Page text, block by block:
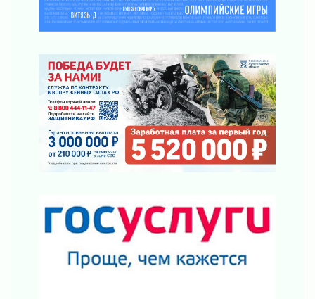
Правила для жизни
31 июля 2026
31 июля 2026
В Шлиссельбурге прошла акция «Белый
кораблик Памяти»
31 июля 2026
Новые возможности для творчества
31 июля 2026
За сухими цифрами — реальная жизнь
«Созидателям»
31 июля 2026
Генеральная репетиция векового юбилея
31 июля 2026
Открытое сердце и стремление делать добро